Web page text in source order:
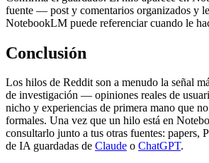
fuente — post y comentarios organizados y
NotebookLM puede referenciar cuando le
Conclusión
Los hilos de Reddit son a menudo la señal
de investigación — opiniones reales de
nicho y experiencias de primera mano que
formales. Una vez que un hilo está en
consultarlo junto a tus otras fuentes: papers,
de IA guardadas de Claude o ChatGPT.